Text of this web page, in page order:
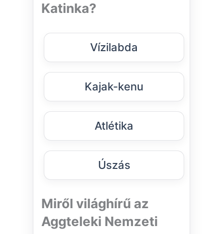
Katinka?
Vízilabda
Kajak-kenu
Atlétika
Úszás
Miről világhírű az
Aggteleki Nemzeti